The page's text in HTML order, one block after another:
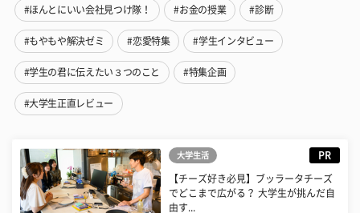
#ほんとにいい会社見つけ隊！ #お金の授業 #診断
#もやもや解決ゼミ #恋愛特集 #学生インタビュー
#学生の君に伝えたい３つのこと #特集企画
#大学生正直レビュー
大学生活 PR
【チーズ好き必見】ブッラータチーズ
でどこまで広がる？ 大学生が挑んだ自
由す...